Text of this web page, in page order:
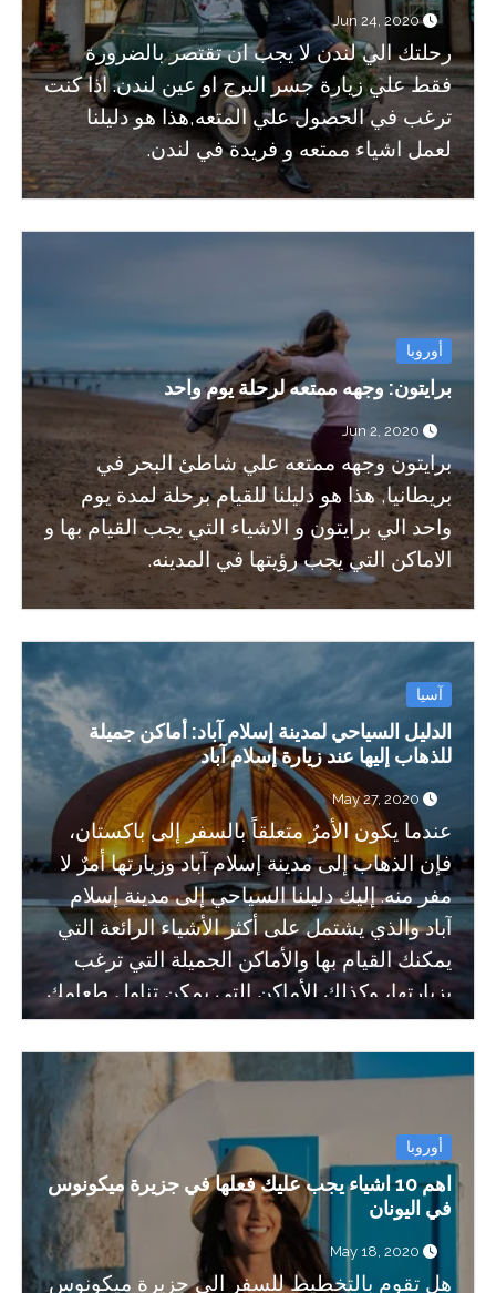
Jun 24, 2020
رحلتك الي لندن لا يجب ان تقتصر بالضرورة
فقط علي زيارة جسر البرج او عين لندن. اذا كنت
ترغب في الحصول علي المتعه,هذا هو دليلنا
لعمل اشياء ممتعه و فريدة في لندن.
أوروبا
برايتون: وجهه ممتعه لرحلة يوم واحد
Jun 2, 2020
برايتون وجهه ممتعه علي شاطئ البحر في
بريطانيا, هذا هو دليلنا للقيام برحلة لمدة يوم
واحد الي برايتون و الاشياء التي يجب القيام بها و
الاماكن التي يجب رؤيتها في المدينه.
آسيا
الدليل السياحي لمدينة إسلام آباد: أماكن جميلة
للذهاب إليها عند زيارة إسلام آباد
May 27, 2020
عندما يكون الأمرُ متعلقاً بالسفر إلى باكستان،
فإن الذهاب إلى مدينة إسلام آباد وزيارتها أمرٌ لا
مفر منه. إليك دليلنا السياحي إلى مدينة إسلام
آباد والذي يشتمل على أكثر الأشياء الرائعة التي
يمكنك القيام بها والأماكن الجميلة التي ترغب
بزيارتها، وكذلك الأماكن التي يمكن تناول طعامك
فيها، وأيضاً كيفية التجول في المدينة والتمتع
بذلك.
أوروبا
اهم 10 اشياء يجب عليك فعلها في جزيرة ميكونوس
في اليونان
May 18, 2020
هل تقوم بالتخطيط للسفر الي جزيرة ميكونوس